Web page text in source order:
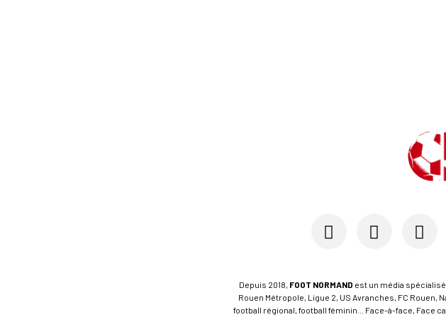
Depuis 2018, FOOT NORMAND est un média spécialisé
Rouen Métropole, Ligue 2, US Avranches, FC Rouen,
football régional, football féminin... Face-à-face, Face